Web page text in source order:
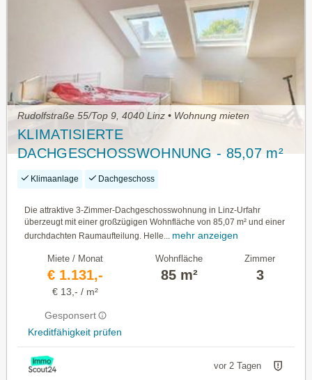
Rudolfstraße 55/Top 9, 4040 Linz • Wohnung mieten
KLIMATISIERTE
DACHGESCHOSSWOHNUNG - 85,07 m²
ZUM WOHLFÜHLEN IN LINZ URFAHR
Klimaanlage Dachgeschoss
Die attraktive 3-Zimmer-Dachgeschosswohnung in Linz-Urfahr
überzeugt mit einer großzügigen Wohnfläche von 85,07 m² und einer
durchdachten Raumaufteilung. Helle...
mehr anzeigen
Miete / Monat
€ 1.131,-
€ 13,- / m²
Gesponsert
Kreditfähigkeit prüfen
Wohnfläche
85 m²
Zimmer
3
vor 2 Tagen